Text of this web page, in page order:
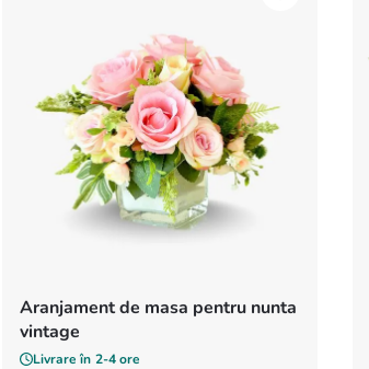
Aranjament de masa pentru nunta
vintage
Livrare în 2-4 ore